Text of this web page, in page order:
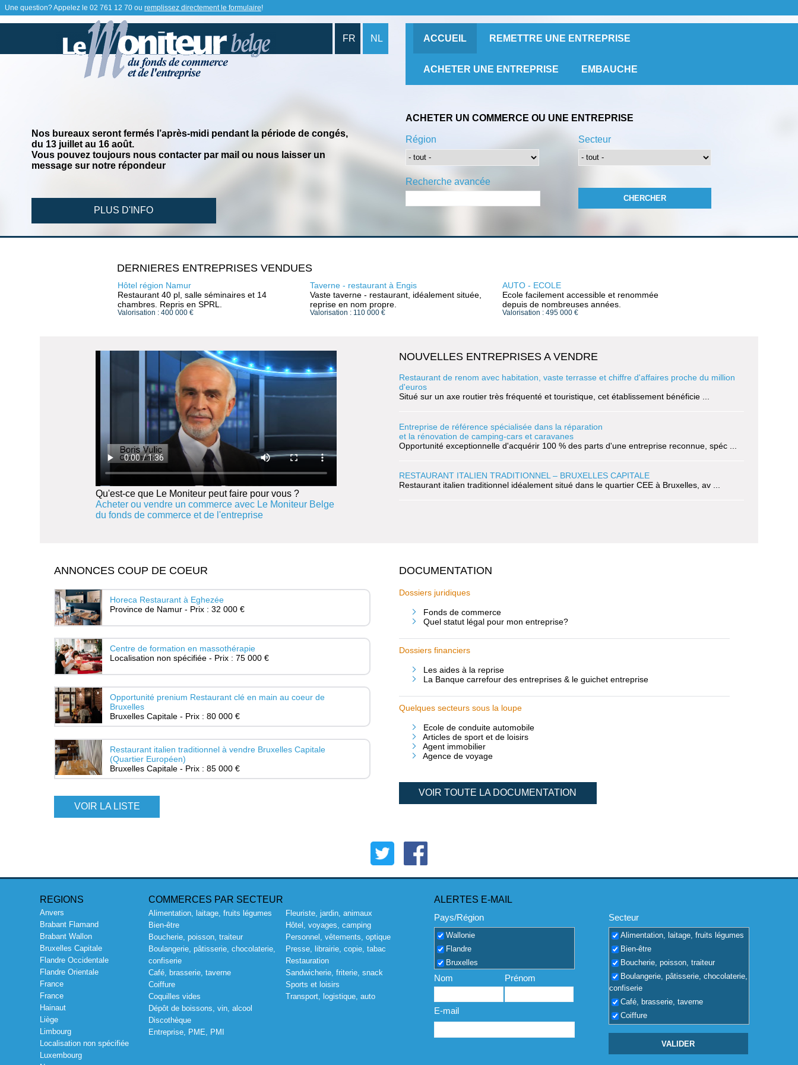
Une question? Appelez le 02 761 12 70 ou remplissez directement le formulaire!
FR NL ACCUEIL REMETTRE UNE ENTREPRISE
ACHETER UNE ENTREPRISE EMBAUCHE
Nos bureaux seront fermés l’après-midi pendant la période de congés,
du 13 juillet au 16 août.
Vous pouvez toujours nous contacter par mail ou nous laisser un
message sur notre répondeur
PLUS D'INFO
ACHETER UN COMMERCE OU UNE ENTREPRISE
Région
Recherche avancée
Secteur
DERNIERES ENTREPRISES VENDUES
Hôtel région Namur
Restaurant 40 pl, salle séminaires et 14
chambres. Repris en SPRL.
Valorisation : 400 000 €
Taverne - restaurant à Engis
Vaste taverne - restaurant, idéalement située,
reprise en nom propre.
Valorisation : 110 000 €
AUTO - ECOLE
Ecole facilement accessible et renommée
depuis de nombreuses années.
Valorisation : 495 000 €
Qu'est-ce que Le Moniteur peut faire pour vous ?
Acheter ou vendre un commerce avec Le Moniteur Belge
du fonds de commerce et de l'entreprise
NOUVELLES ENTREPRISES A VENDRE
Restaurant de renom avec habitation, vaste terrasse et chiffre d'affaires proche du million
d'euros
Situé sur un axe routier très fréquenté et touristique, cet établissement bénéficie ...
Entreprise de référence spécialisée dans la réparation
et la rénovation de camping-cars et caravanes
Opportunité exceptionnelle d'acquérir 100 % des parts d'une entreprise reconnue, spéc ...
RESTAURANT ITALIEN TRADITIONNEL – BRUXELLES CAPITALE
Restaurant italien traditionnel idéalement situé dans le quartier CEE à Bruxelles, av ...
ANNONCES COUP DE COEUR
Horeca Restaurant à Eghezée
Province de Namur - Prix : 32 000 €
Centre de formation en massothérapie
Localisation non spécifiée - Prix : 75 000 €
Opportunité prenium Restaurant clé en main au coeur de
Bruxelles
Bruxelles Capitale - Prix : 80 000 €
Restaurant italien traditionnel à vendre Bruxelles Capitale
(Quartier Européen)
Bruxelles Capitale - Prix : 85 000 €
VOIR LA LISTE
DOCUMENTATION
Dossiers juridiques
Fonds de commerce
Quel statut légal pour mon entreprise?
Dossiers financiers
Les aides à la reprise
La Banque carrefour des entreprises & le guichet entreprise
Quelques secteurs sous la loupe
Ecole de conduite automobile
Articles de sport et de loisirs
Agent immobilier
Agence de voyage
VOIR TOUTE LA DOCUMENTATION
REGIONS
Anvers
Brabant Flamand
Brabant Wallon
Bruxelles Capitale
Flandre Occidentale
Flandre Orientale
France
France
Hainaut
Liège
Limbourg
Localisation non spécifiée
Luxembourg
COMMERCES PAR SECTEUR
Alimentation, laitage, fruits légumes
Bien-être
Boucherie, poisson, traiteur
Boulangerie, pâtisserie, chocolaterie,
confiserie
Café, brasserie, taverne
Coiffure
Coquilles vides
Dépôt de boissons, vin, alcool
Discothèque
Entreprise, PME, PMI
Fleuriste, jardin, animaux
Hôtel, voyages, camping
Personnel, vêtements, optique
Presse, librairie, copie, tabac
Restauration
Sandwicherie, friterie, snack
Sports et loisirs
Transport, logistique, auto
ALERTES E-MAIL
Pays/Région
Wallonie
Flandre
Bruxelles
Nom Prénom
E-mail
Secteur
Alimentation, laitage, fruits légumes
Bien-être
Boucherie, poisson, traiteur
Boulangerie, pâtisserie, chocolaterie,
confiserie
Café, brasserie, taverne
Coiffure
Dépôt de boissons, vin, alcool
Discothèque